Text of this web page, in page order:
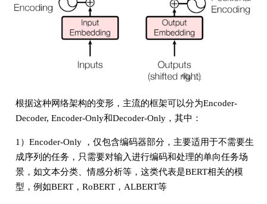
根据这种网络架构的变形，主流的框架可以分为Encoder-
Decoder, Encoder-Only和Decoder-Only，其中：
1）Encoder-Only ，仅包含编码器部分，主要适用于不需要生
成序列的任务，只需要对输入进行编码和处理的单向任务场
景，如文本分类、情感分析等，这类代表是BERT相关的模
型，例如BERT，RoBERT，ALBERT等